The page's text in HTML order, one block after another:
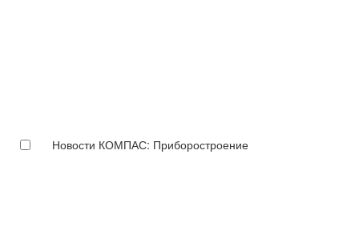
Новости КОМПАС: Приборостроение